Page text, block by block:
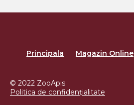
Principala Magazin Online
© 2022 ZooApis
Politica de confidențialitate